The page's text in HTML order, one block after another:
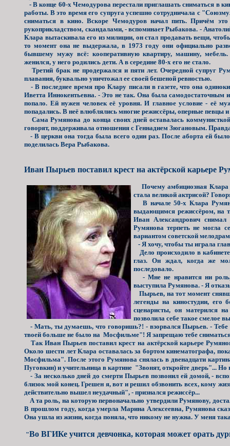
- В конце 60-х Чемодурова перестали приглашать сниматься в
работы. В это время его супруга успешно сотрудничала с
сниматься в кино. Вскоре Чемодуров начал пить. Причём
рукоприкладством, скандалами, - вспоминает Рыбакова. -
Клара вытаскивала его из милиции, он стал продавать вещи,
то момент она не выдержала, в 1973 году они официально
бывшему мужу всё: кооперативную квартиру, машину, мебель.
женился, у него родились дети. А в середине 80-х его не стало.
Третий брак не продержался и пяти лет. Очередной супруг
плавания, буквально уничтожал ее своей бешеной ревностью.
- В последнее время про Клару писали в газете, что она
Иветта Иннокентьевна. - Это не так. Она была самодостаточным
попало. Ей нужен человек её уровня. И главное условие - её
попадались. В неё влюблялись многие режиссёры, оперные певцы
Сама Румянова до конца своих дней оставалась
говорят, поддерживала отношения с Геннадием Зюгановым.
- В церкви она тогда была всего один раз. После аборта ей
поделилась Вера Рыбакова.
Иван Пырьев поставил крест на актёрской карьере
Почему амбициозная Клара
стала великой актрисой?
В начале 50-х Клара
выдающимся режиссёром, на
Иван Александрович
Румянова терпеть не могла
вариантом советской
- Я хочу, чтобы ты играла
Дело происходило в
глаз. Он ждал, когда же
последовало.
- Мне не нравится ни роль,
выступила Румянова. - Я
Пырьев, на тот момент
легенды на киностудии, его
сценаристы, он матерился
позволила себе такое смелое
- Мать, ты думаешь, что говоришь?! - взорвался Пырьев. - Тебе
твоей больше не было на Мосфильме"! Я запрещаю тебе
Так Иван Пырьев поставил крест на актёрской карьере
Около шести лет Клара оставалась за бортом кинематографа,
Мосфильма". После этого Румянова снялась в двенадцати
Пуговкин) и учительница в картине "Звонят, откройте дверь"...
- За несколько дней до смерти Пырьев позвонил ей домой, -
близок мой конец. Грешен я, вот и решил обзвонить всех, кому
действительно вышел неудачный", - признался режиссёр...
А та роль, на которую первоначально утвердили Румянову,
В прошлом году, когда умерла Марина Алексеевна, Румянова
Она ушла из жизни, когда поняла, что никому не нужна. У меня
"Во ВГИКе учится девчонка, которая может орать